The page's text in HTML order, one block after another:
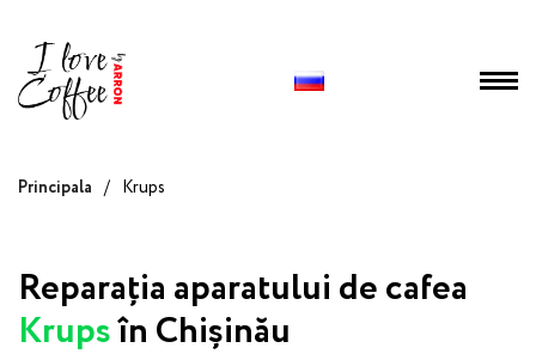
Principala / Krups
Reparația aparatului de cafea
Krupsîn Chișinău